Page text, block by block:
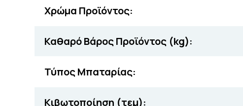
Χρώμα Προϊόντος:
Καθαρό Βάρος Προϊόντος (kg):
Τύπος Μπαταρίας:
Κιβωτοποίηση (τεμ):